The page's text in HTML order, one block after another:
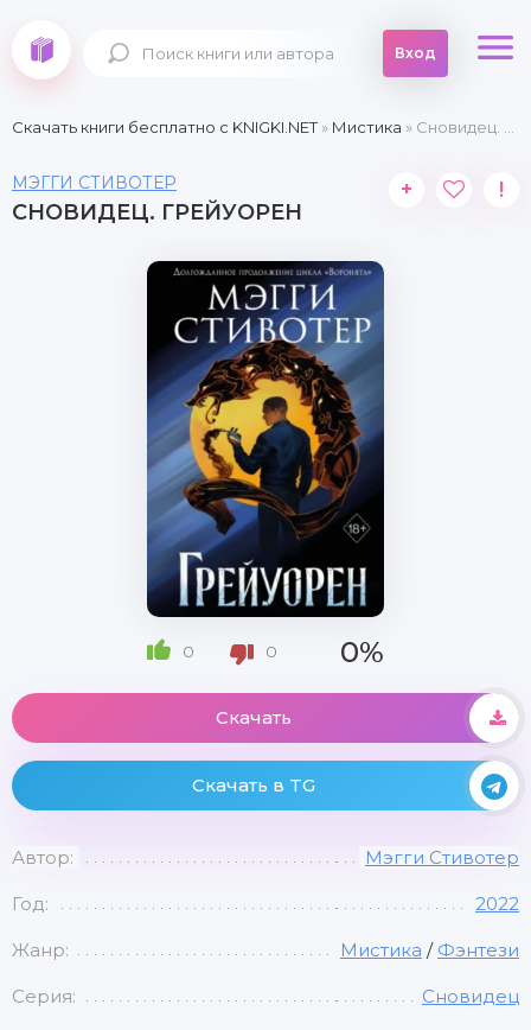
Вход
Скачать книги бесплатно c KNIGKI.NET» Мистика » Сновидец. Грейуорен
МЭГГИ СТИВОТЕР
СНОВИДЕЦ. ГРЕЙУОРЕН
+ !
0 0 0%
Скачать
Скачать в TG
Автор: Мэгги Стивотер
Год: 2022
Жанр: Мистика / Фэнтези
Серия: Сновидец